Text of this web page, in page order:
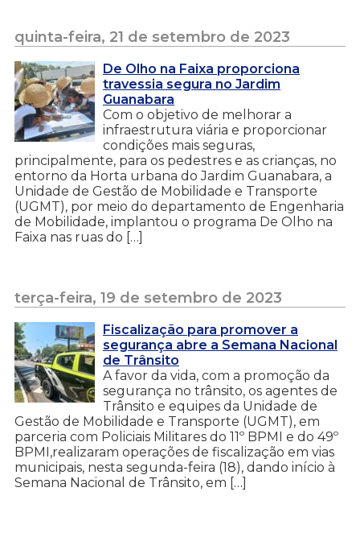
quinta-feira, 21 de setembro de 2023
De Olho na Faixa proporciona
travessia segura no Jardim
Guanabara
Com o objetivo de melhorar a
infraestrutura viária e proporcionar
condições mais seguras,
principalmente, para os pedestres e as crianças, no
entorno da Horta urbana do Jardim Guanabara, a
Unidade de Gestão de Mobilidade e Transporte
(UGMT), por meio do departamento de Engenharia
de Mobilidade, implantou o programa De Olho na
Faixa nas ruas do […]
terça-feira, 19 de setembro de 2023
Fiscalização para promover a
segurança abre a Semana Nacional
de Trânsito
A favor da vida, com a promoção da
segurança no trânsito, os agentes de
Trânsito e equipes da Unidade de
Gestão de Mobilidade e Transporte (UGMT), em
parceria com Policiais Militares do 11º BPMI e do 49º
BPMI,realizaram operações de fiscalização em vias
municipais, nesta segunda-feira (18), dando início à
Semana Nacional de Trânsito, em […]